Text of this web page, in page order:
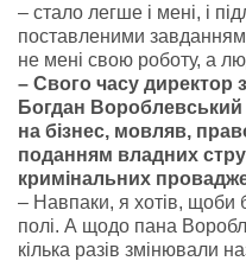
– стало легше і мені, і
поставленими
не мені свою роботу, а
– Свого часу директор
Богдан
на бізнес, мовляв,
поданням владних
кримінальних
– Навпаки, я хотів, щоби
полі. А щодо пана
кілька разів змінювали